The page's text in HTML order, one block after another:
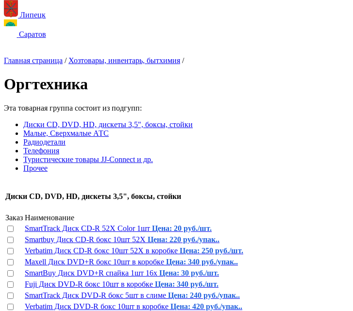
Липецк
Саратов
Главная страница / Хозтовары, инвентарь, бытхимия /
Оргтехника
Эта товарная группа состоит из подгупп:
Диски CD, DVD, HD, дискеты 3,5", боксы, стойки
Малые, Сверхмалые АТС
Радиодетали
Телефония
Туристические товары JJ-Connect и др.
Прочее
Диски CD, DVD, HD, дискеты 3,5", боксы, стойки
Заказ Наименование
SmartTrack Диск CD-R 52X Color 1шт Цена: 20 руб./шт.
Smartbuy Диск CD-R бокс 10шт 52X Цена: 220 руб./упак..
Verbatim Диск CD-R бокс 10шт 52X в коробке Цена: 250 руб./шт.
Maxell Диск DVD+R бокс 10шт в коробке Цена: 340 руб./упак..
SmartBuy Диск DVD+R спайка 1шт 16х Цена: 30 руб./шт.
Fuji Диск DVD-R бокс 10шт в коробке Цена: 340 руб./шт.
SmartTrack Диск DVD-R бокс 5шт в слиме Цена: 240 руб./упак..
Verbatim Диск DVD-R бокс 10шт в коробке Цена: 420 руб./упак..